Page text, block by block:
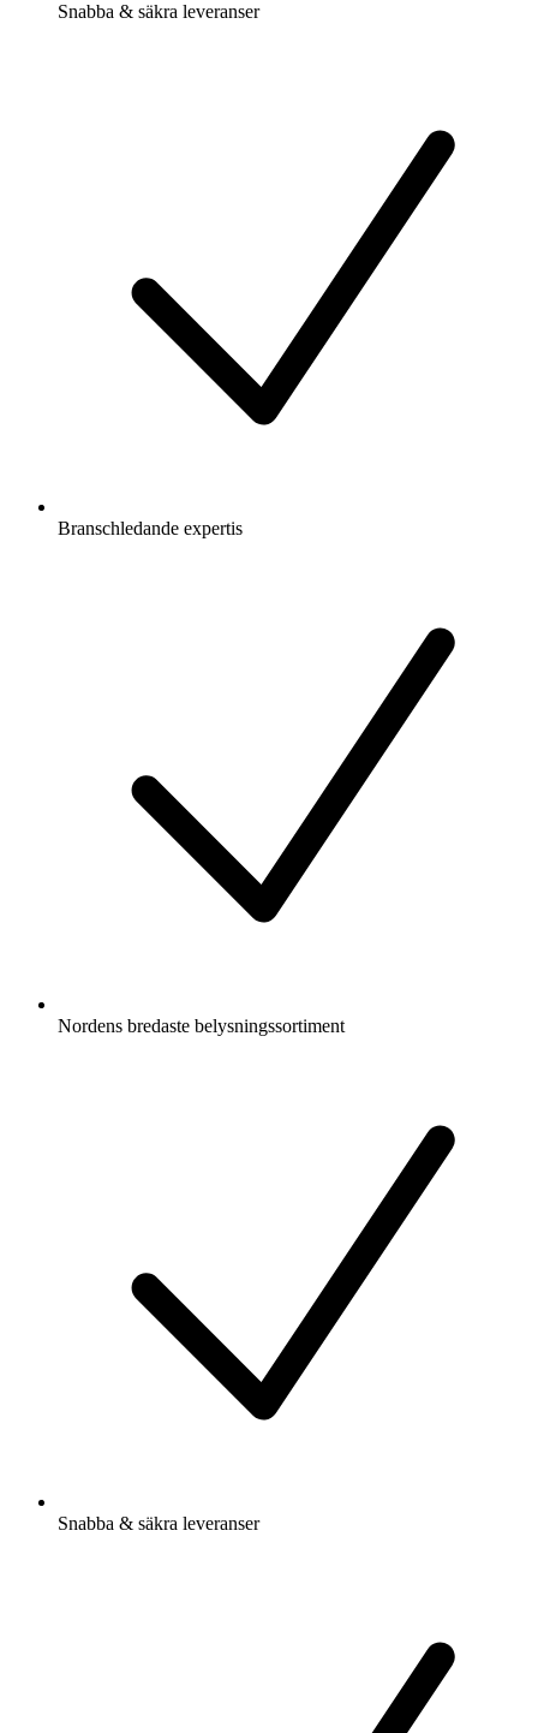
Snabba & säkra leveranser
Branschledande expertis
Nordens bredaste belysningssortiment
Snabba & säkra leveranser